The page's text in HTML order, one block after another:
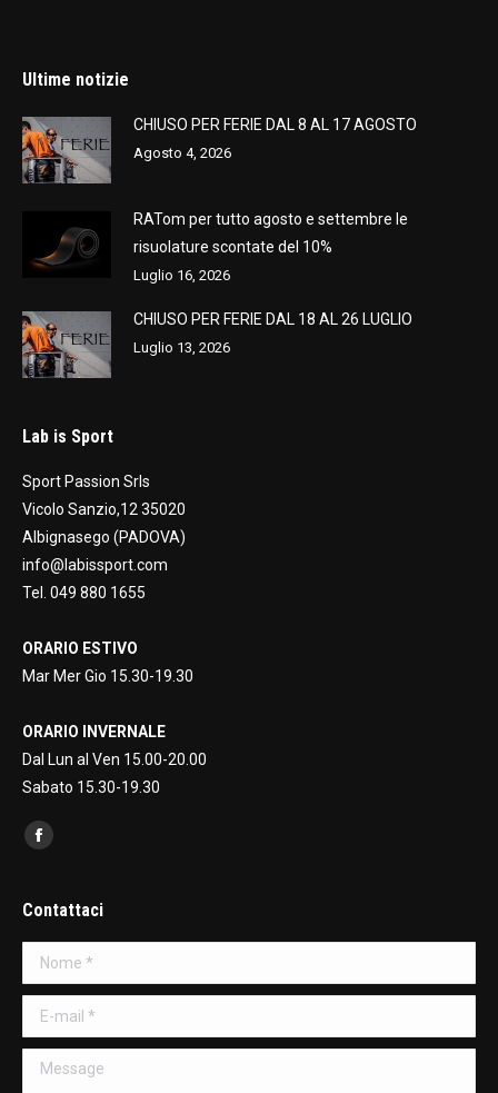
Ultime notizie
CHIUSO PER FERIE DAL 8 AL 17 AGOSTO
Agosto 4, 2026
RATom per tutto agosto e settembre le
risuolature scontate del 10%
Luglio 16, 2026
CHIUSO PER FERIE DAL 18 AL 26 LUGLIO
Luglio 13, 2026
Lab is Sport
Sport Passion Srls
Vicolo Sanzio,12 35020
Albignasego (PADOVA)
info@labissport.com
Tel. 049 880 1655
ORARIO ESTIVO
Mar Mer Gio 15.30-19.30
ORARIO INVERNALE
Dal Lun al Ven 15.00-20.00
Sabato 15.30-19.30
Find us on:
Facebook
opens
new
window
Contattaci
Nome *
E-mail *
Message